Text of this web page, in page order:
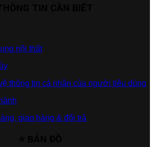
nội thất
thông tin cá nhân của người tiêu dùng
giao hàng & đổi trả